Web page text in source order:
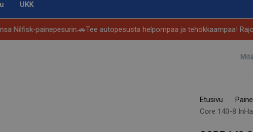
UKK
Nilfisk-painepesurin.🚗Tee autopesusta helpompaa ja tehokkaampaa!
Etusivu
Core 140-8